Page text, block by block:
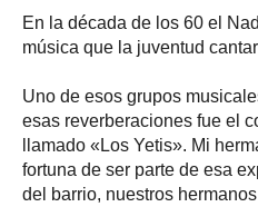
En la década de los 60 el
música que la juventud
Uno de esos grupos
esas reverberaciones fue el
llamado «Los Yetis». Mi
fortuna de ser parte de esa
del barrio, nuestros